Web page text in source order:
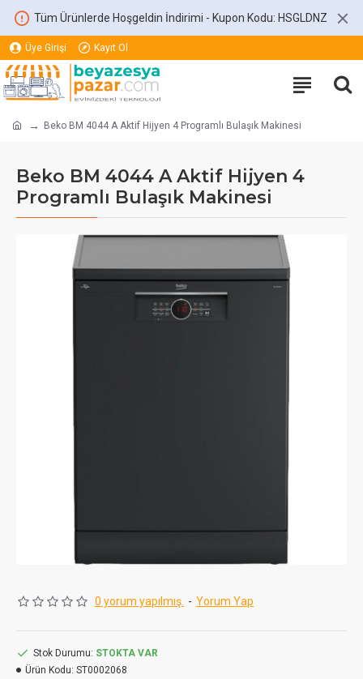
Tüm Ürünlerde Hoşgeldin İndirimi - Kupon Kodu: HSGLDNZ
Üye Girişi Kayıt Ol
Beko BM 4044 A Aktif Hijyen 4 Programlı Bulaşık Makinesi
Beko BM 4044 A Aktif Hijyen 4
Programlı Bulaşık Makinesi
0 yorum yapılmış. - Yorum Yap
Stok Durumu: STOKTA VAR
Ürün Kodu: ST0002068